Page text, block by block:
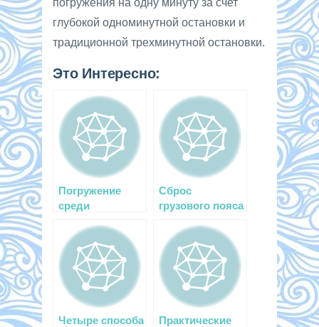
глубокой одноминутной остановки и
традиционной трехминутной остановки.
Это Интересно:
Погружение
среди
Сброс
грузового пояса
ситуации
Четыре способа
Практические